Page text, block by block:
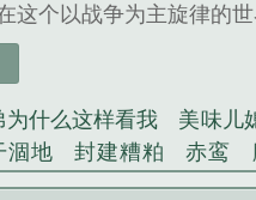
这个以战争为主旋律的
类小说。
为什么这样看我 美味儿
涸地 封建糟粕 赤鸾
折腰 桃运无双 金麟岂